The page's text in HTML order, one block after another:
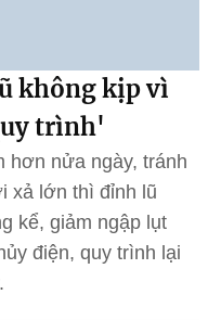
không kịp vì
trình'
hơn nửa ngày, tránh
xả lớn thì đỉnh lũ
kể, giảm ngập lụt
điện, quy trình lại